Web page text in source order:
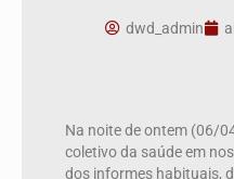
dwd_admin
Na noite de ontem (06/
coletivo da saúde em
dos informes habituais,